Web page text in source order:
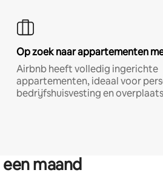
Op zoek naar appartementen
Airbnb heeft volledig ingerichte
appartementen, ideaal voor
bedrijfshuisvesting en
maand